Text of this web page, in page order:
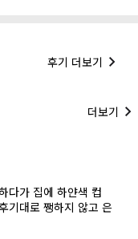
후기 더보기
더보기
다가 집에 하얀색 컵
기대로 쨍하지 않고 은